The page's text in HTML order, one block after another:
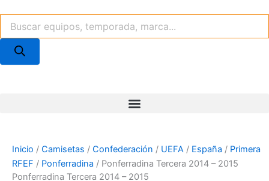
contenido
productos
Inicio / Camisetas / Confederación / UEFA / España / Primera
RFEF / Ponferradina / Ponferradina Tercera 2014 – 2015
Ponferradina Tercera 2014 – 2015